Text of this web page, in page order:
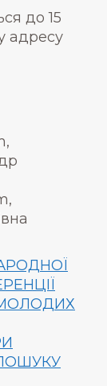
до 15
адресу
МОЛОДИХ